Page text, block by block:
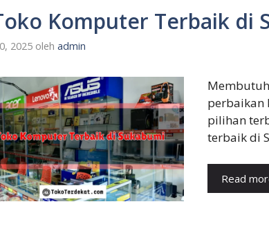
Komputer Terbaik di
2025 oleh admin
perbaikan
pilihan
terbaik di
Read